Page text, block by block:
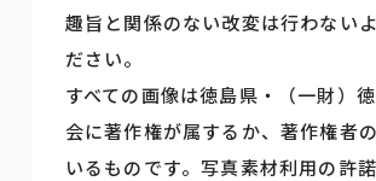
趣旨と関係のない改変は行わない
ださい。
すべての画像は徳島県・（一財）
会に著作権が属するか、著作権者
いるものです。写真素材利用の許